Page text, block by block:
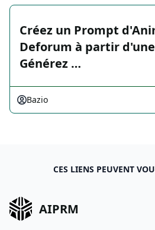
Créez un Prompt
Deforum à partir
Générez …
Bazio
CES LIENS PEUVENT
AIPRM